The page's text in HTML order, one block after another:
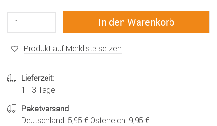
Produkt auf Merkliste setzen
Lieferzeit:
1 - 3 Tage
Paketversand
Deutschland: 5,95 € Österreich: 9,95 €